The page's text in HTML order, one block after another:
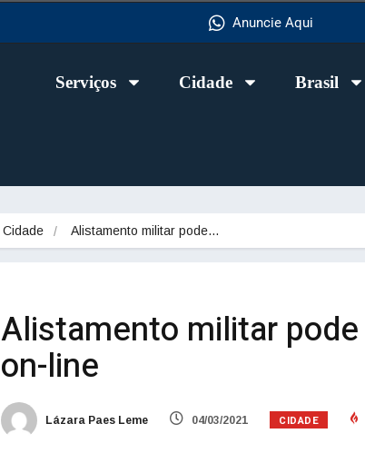
Anuncie Aqui
Serviços Cidade Brasil
Cidade Alistamento militar pode…
Alistamento militar
on-line
Lázara Paes Leme 04/03/2021 CIDADE